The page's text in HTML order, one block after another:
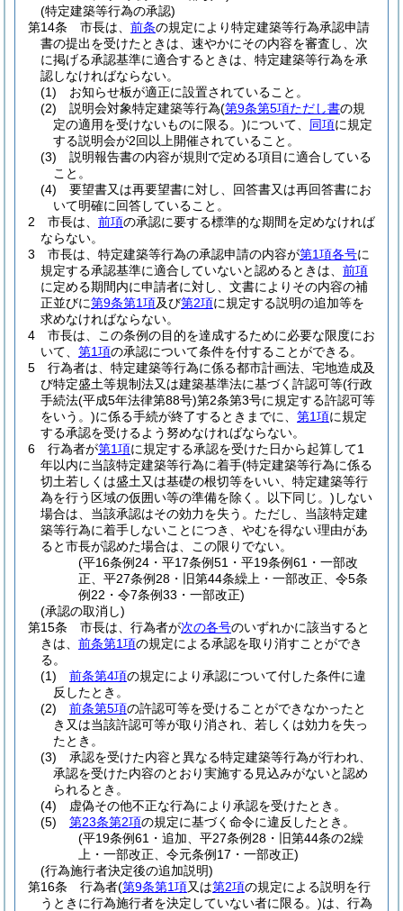
(特定建築等行為の承認)
第14条
市長は、 前条の規定により特定建築等行為承認申請
書の提出を受けたときは、速やかにその内容を審査し、次
に掲げる承認基準に適合するときは、特定建築等行為を承
認しなければならない。
(1)
お知らせ板が適正に設置されていること。
(2)
説明会対象特定建築等行為(第9条第5項ただし書の規
定の適用を受けないものに限る。)について、 同項に規定
する説明会が2回以上開催されていること。
(3)
説明報告書の内容が規則で定める項目に適合している
こと。
(4)
要望書又は再要望書に対し、回答書又は再回答書にお
いて明確に回答していること。
2
市長は、 前項の承認に要する標準的な期間を定めなければ
ならない。
3
市長は、特定建築等行為の承認申請の内容が第1項各号に
規定する承認基準に適合していないと認めるときは、 前項
に定める期間内に申請者に対し、文書によりその内容の補
正並びに第9条第1項及び第2項に規定する説明の追加等を
求めなければならない。
4
市長は、この条例の目的を達成するために必要な限度にお
いて、 第1項の承認について条件を付することができる。
5
行為者は、特定建築等行為に係る都市計画法、宅地造成及
び特定盛土等規制法又は建築基準法に基づく許認可等(行政
手続法(平成5年法律第88号)第2条第3号に規定する許認可等
をいう。)に係る手続が終了するときまでに、 第1項に規定
する承認を受けるよう努めなければならない。
6
行為者が第1項に規定する承認を受けた日から起算して1
年以内に当該特定建築等行為に着手(特定建築等行為に係る
切土若しくは盛土又は基礎の根切等をいい、特定建築等行
為を行う区域の仮囲い等の準備を除く。以下同じ。) しない
場合は、当該承認はその効力を失う。 ただし、当該特定建
築等行為に着手しないことにつき、やむを得ない理由があ
ると市長が認めた場合は、この限りでない。
(平16条例24・平17条例51・平19条例61・一部改
正、平27条例28・旧第44条繰上・一部改正、令5条
例22・令7条例33・一部改正)
(承認の取消し)
第15条
市長は、行為者が次の各号のいずれかに該当すると
きは、 前条第1項の規定による承認を取り消すことができ
る。
(1)
前条第4項の規定により承認について付した条件に違
反したとき。
(2)
前条第5項の許認可等を受けることができなかったと
き又は当該許認可等が取り消され、若しくは効力を失っ
たとき。
(3)
承認を受けた内容と異なる特定建築等行為が行われ、
承認を受けた内容のとおり実施する見込みがないと認め
られるとき。
(4)
虚偽その他不正な行為により承認を受けたとき。
(5)
第23条第2項の規定に基づく命令に違反したとき。
(平19条例61・追加、平27条例28・旧第44条の2繰
上・一部改正、令元条例17・一部改正)
(行為施行者決定後の追加説明)
第16条
行為者(第9条第1項又は第2項の規定による説明を行
うときに行為施行者を決定していない者に限る。)は、行為